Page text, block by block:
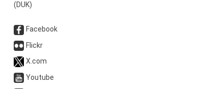
(DUK)
Facebook
Flickr
X.com
Youtube